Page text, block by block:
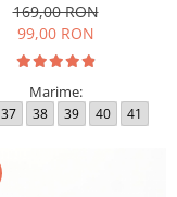
169,00 RON
99,00 RON
Marime:
37 38 39 40 41